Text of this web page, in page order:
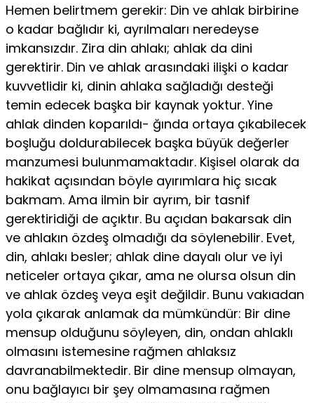
Hemen belirtmem gerekir: Din ve ahlak birbirine
o kadar bağlıdır ki, ayrılmaları neredeyse
imkansızdır. Zira din ahlakı; ahlak da dini
gerektirir. Din ve ahlak arasındaki ilişki o kadar
kuvvetlidir ki, dinin ahlaka sağladığı desteği
temin edecek başka bir kaynak yoktur. Yine
ahlak dinden koparıldı- ğında ortaya çıkabilecek
boşluğu doldurabilecek başka büyük değerler
manzumesi bulunmamaktadır. Kişisel olarak da
haki­kat açısından böyle ayırımlara hiç sıcak
bakmam. Ama ilmin bir ayrım, bir tasnif
gerektiridiği de açıktır. Bu açıdan bakarsak din
ve ahlakın özdeş olmadığı da söylenebilir. Evet,
din, ahlakı besler; ahlak dine dayalı olur ve iyi
neticeler ortaya çıkar, ama ne olursa olsun din
ve ahlak özdeş veya eşit değildir. Bunu va­kıadan
yola çıkarak anlamak da mümkündür: Bir dine
mensup olduğunu söyleyen, din, ondan ahlaklı
olmasını istemesine rağ­men ahlaksız
davranabilmektedir. Bir dine mensup olmayan,
onu bağlayıcı bir şey olmamasına rağmen